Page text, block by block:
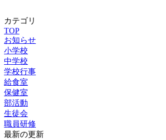
カテゴリ
TOP
お知らせ
小学校
中学校
学校行事
給食室
保健室
部活動
生徒会
職員研修
最新の更新